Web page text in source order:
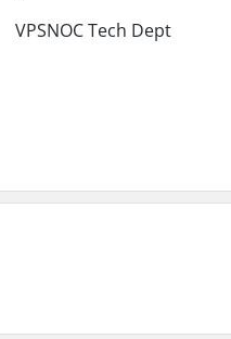
VPSNOC Tech Dept